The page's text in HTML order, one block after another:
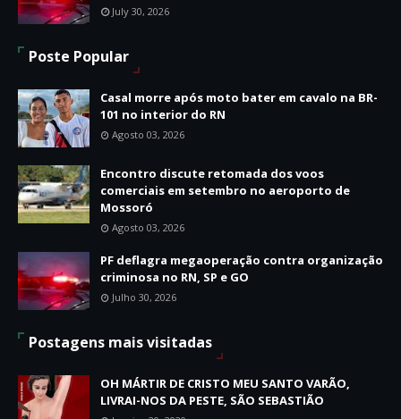
July 30, 2026
Poste Popular
Casal morre após moto bater em cavalo na BR-
101 no interior do RN
Agosto 03, 2026
Encontro discute retomada dos voos
comerciais em setembro no aeroporto de
Mossoró
Agosto 03, 2026
PF deflagra megaoperação contra organização
criminosa no RN, SP e GO
Julho 30, 2026
Postagens mais visitadas
OH MÁRTIR DE CRISTO MEU SANTO VARÃO,
LIVRAI-NOS DA PESTE, SÃO SEBASTIÃO